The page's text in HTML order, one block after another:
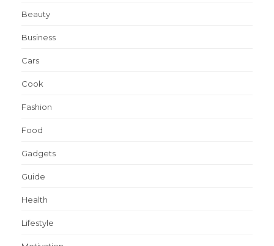
Beauty
Business
Cars
Cook
Fashion
Food
Gadgets
Guide
Health
Lifestyle